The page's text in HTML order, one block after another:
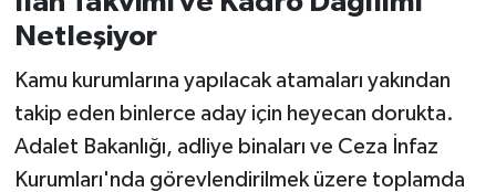
Netleşiyor
Kamu kurumlarına yapılacak atamaları yakından
takip eden binlerce aday için heyecan dorukta.
Adalet Bakanlığı, adliye binaları ve Ceza İnfaz
Kurumları'nda görevlendirilmek üzere toplamda
Kepsut
KÜLTÜR-SANAT
MAGAZİN